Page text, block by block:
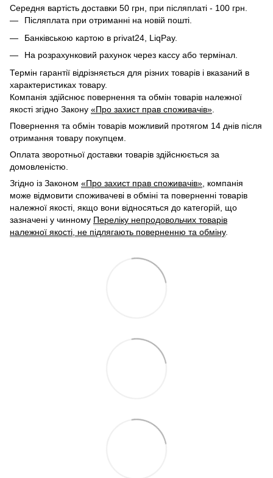
Середня вартість доставки 50 грн, при післяплаті - 100 грн.
Післяплата при отриманні на новій пошті.
Банківською картою в privat24, LiqPay.
На розрахунковий рахунок через кассу або термінал.
Термін гарантії відрізняється для різних товарів і вказаний в
характеристиках товару.
Компанія здійснює повернення та обмін товарів належної
якості згідно Закону «Про захист прав споживачів»
Повернення та обмін товарів можливий протягом 14 днів після
отримання товару покупцем.
Оплата зворотньої доставки товарів здійснюється за
домовленістю.
Згідно із Законом «Про захист прав споживачів» , компанія
може відмовити споживачеві в обміні та поверненні товарів
належної якості, якщо вони відносяться до категорій, що
зазначені у чинному Переліку непродовольчих товарів
належної якості, не підлягають поверненню та обміну.